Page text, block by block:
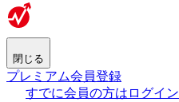
閉じる
プレミアム会員登録
すでに会員の方はログイン